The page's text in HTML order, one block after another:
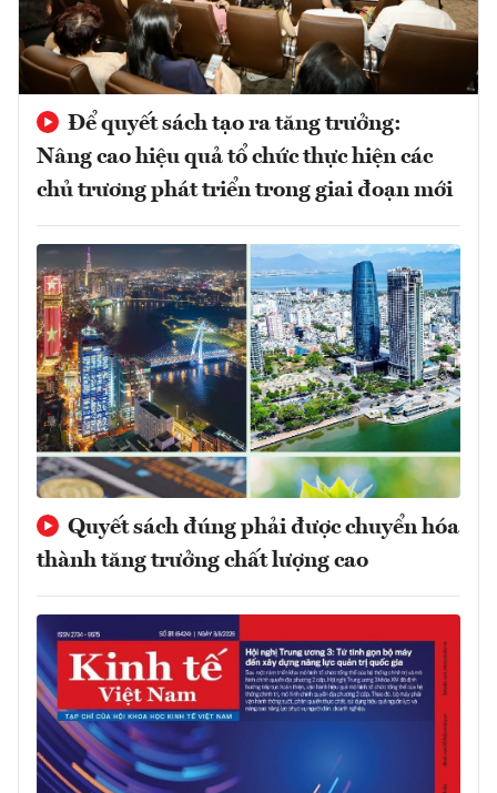
Để quyết sách tạo ra tăng trưởng:
Nâng cao hiệu quả tổ chức thực hiện các
chủ trương phát triển trong giai đoạn mới
Quyết sách đúng phải được chuyển hóa
thành tăng trưởng chất lượng cao